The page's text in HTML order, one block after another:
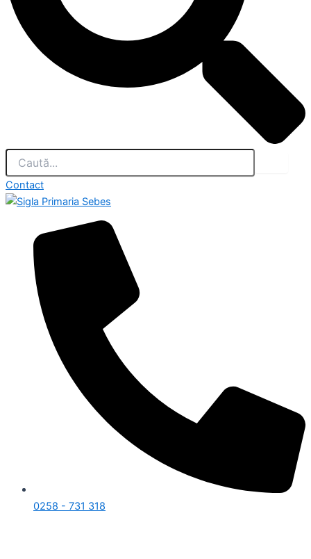
Contact
0258 - 731 318